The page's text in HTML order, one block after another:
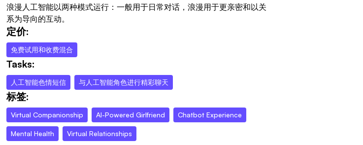
浪漫人工智能以两种模式运行：一般用于日常对话，浪漫用于更亲密和以关
系为导向的互动。
定价:
免费试用和收费混合
Tasks:
人工智能色情短信 与人工智能角色进行精彩聊天
标签:
Virtual Companionship AI-Powered Girlfriend Chatbot Experience
Mental Health Virtual Relationships